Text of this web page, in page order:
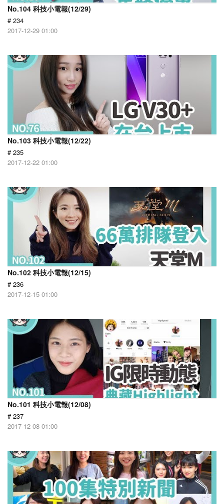
No.104 科技小電報(12/29)
# 234
2017-12-29 01:00
No.103 科技小電報(12/22)
# 235
2017-12-22 01:00
No.102 科技小電報(12/15)
# 236
2017-12-15 01:00
No.101 科技小電報(12/08)
# 237
2017-12-08 01:00